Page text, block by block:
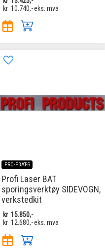
kr 10.740,-eks. mva
PRO-PBAT-S
Profi Laser BAT
sporingsverktøy SIDEVOGN,
verkstedkit
kr 15.850,-
kr 12.680,-eks. mva